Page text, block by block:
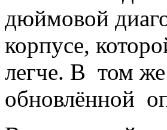
дюймовой
корпусе,
легче. В том же
обновлённой